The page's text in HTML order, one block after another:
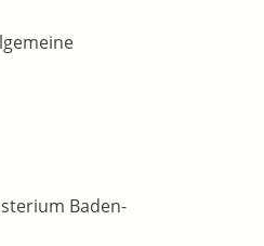
Baden-